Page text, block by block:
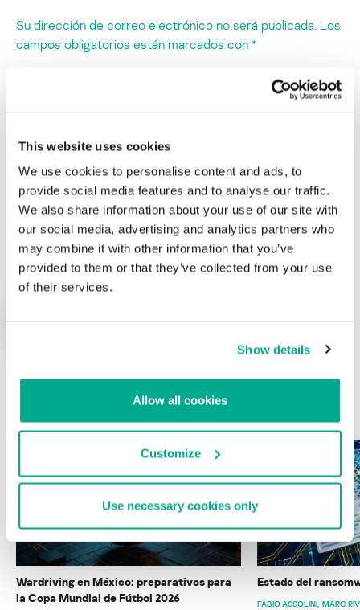
This website uses cookies
We use cookies to personalise content and ads, to
provide social media features and to analyse our traffic.
We also share information about your use of our site with
our social media, advertising and analytics partners who
may combine it with other information that you’ve
provided to them or that they’ve collected from your use
of their services.
Show details
Allow all cookies
Customize
Use necessary cookies only
Su dirección de correo electrónico no será publicada. Los
campos obligatorios están marcados con *
Nombre
Correo electrónico*
ÚLTIMAS PUBLICACIONES
Wardriving en México: preparativos para
la Copa Mundial de Fútbol 2026
Estado del
FABIO ASSOLINI MARC